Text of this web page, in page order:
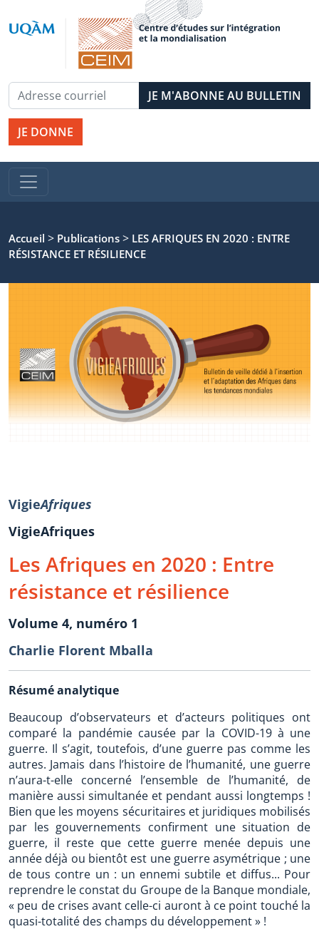
JE DONNE
Accueil > Publications > LES AFRIQUES EN 2020 : ENTRE
RÉSISTANCE ET RÉSILIENCE
VigieAfriques
VigieAfriques
Les Afriques en 2020 : Entre
résistance et résilience
Volume 4, numéro 1
Charlie Florent Mballa
Résumé analytique
Beaucoup d’observateurs et d’acteurs politiques ont
comparé la pandémie causée par la COVID-19 à une
guerre. Il s’agit, toutefois, d’une guerre pas comme les
autres. Jamais dans l’histoire de l’humanité, une guerre
n’aura-t-elle concerné l’ensemble de l’humanité, de
manière aussi simultanée et pendant aussi longtemps !
Bien que les moyens sécuritaires et juridiques mobilisés
par les gouvernements confirment une situation de
guerre, il reste que cette guerre menée depuis une
année déjà ou bientôt est une guerre asymétrique ; une
de tous contre un : un ennemi subtile et diffus... Pour
reprendre le constat du Groupe de la Banque mondiale,
« peu de crises avant celle-ci auront à ce point touché la
quasi-totalité des champs du développement » !